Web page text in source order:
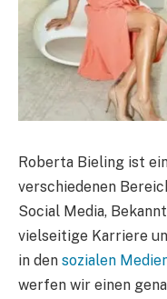
Roberta Bieling ist
verschiedenen
Social Media,
vielseitige Karriere
in den sozialen
werfen wir einen